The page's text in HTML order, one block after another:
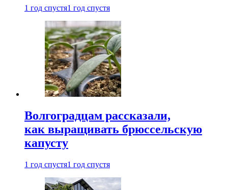
1 год спустя1 год спустя
Волгоградцам рассказали,
как выращивать брюссельскую
капусту
1 год спустя1 год спустя